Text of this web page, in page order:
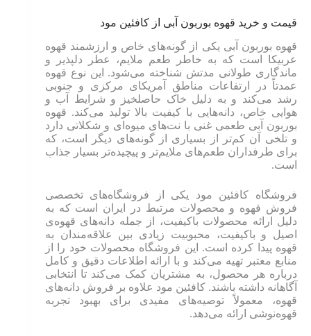
قیمت و خرید قهوه بوربون آبی از کافئین مود
قهوه بوربون آبی یکی از گونه‌های خاص و ارزشمند قهوه
عربیکا است که به خاطر طعم ملایم، عطر دلپذیر و
ماندگاری طولانی مدتش شناخته می‌شود. این نوع قهوه
عمدتاً در ارتفاعات مناطق آمریکای مرکزی و جنوبی
رشد می‌کند و به دلیل خاک حاصلخیز و شرایط آب و
هوایی خاص، دانه‌هایی با کیفیت بالا تولید می‌کند. قهوه
بوربون آبی طعمی غنی با نت‌های میوه‌ای و شکلاتی دارد
و تلخی آن کم‌تر از بسیاری از گونه‌های دیگر است، که
برای طرفداران طعم‌های ملایم‌تر و پیچیده‌تر بسیار جذاب
است.
فروشگاه کافئین مود یکی از فروشگاه‌های تخصصی
فروش قهوه و محصولات مرتبط در ایران است که به
دلیل ارائه محصولات باکیفیت، از جمله دانه‌های قهوه‌ی
اصیل و باکیفیت، محبوبیت زیادی بین علاقه‌مندان به
قهوه پیدا کرده است. این فروشگاه محصولات خود را از
منابع معتبر تهیه می‌کند و با ارائه اطلاعات دقیق و کامل
درباره هر محصول، به مشتریان کمک می‌کند تا انتخابی
آگاهانه داشته باشند. کافئین مود علاوه بر فروش دانه‌های
قهوه، معمولاً توصیه‌های مفیدی برای بهبود تجربه
قهوه‌نوشی ارائه می‌دهد.